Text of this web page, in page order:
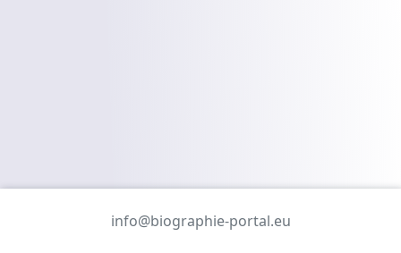
info@biographie-portal.eu